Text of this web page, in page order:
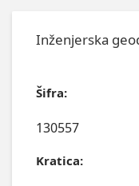
Inženjerska
Šifra:
130557
Kratica: